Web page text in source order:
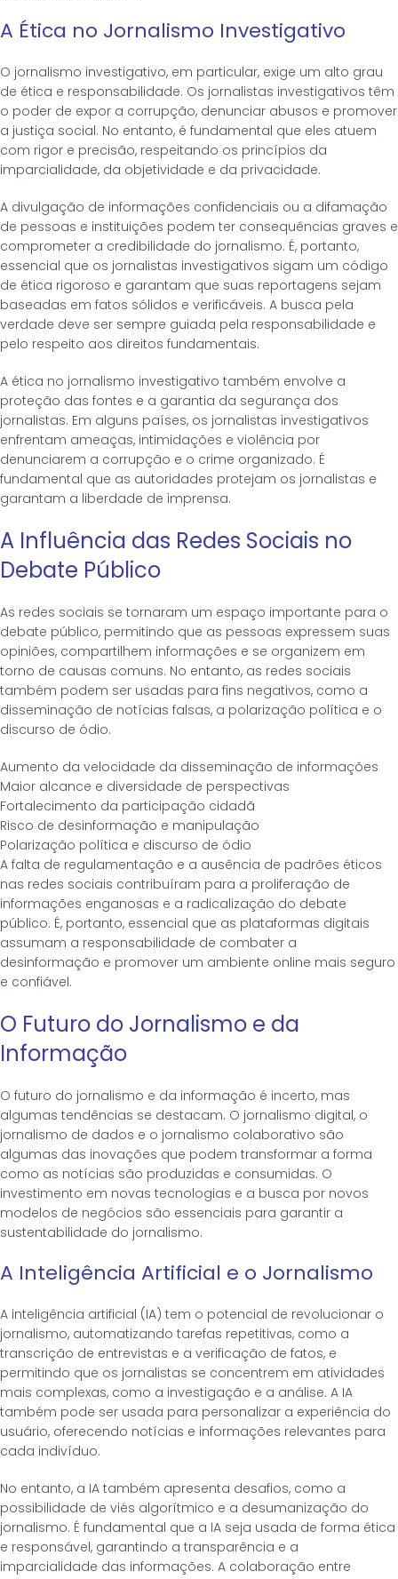
A Ética no Jornalismo Investigativo
O jornalismo investigativo, em particular, exige um alto grau
de ética e responsabilidade. Os jornalistas investigativos têm
o poder de expor a corrupção, denunciar abusos e promover
a justiça social. No entanto, é fundamental que eles atuem
com rigor e precisão, respeitando os princípios da
imparcialidade, da objetividade e da privacidade.
A divulgação de informações confidenciais ou a difamação
de pessoas e instituições podem ter consequências graves e
comprometer a credibilidade do jornalismo. É, portanto,
essencial que os jornalistas investigativos sigam um código
de ética rigoroso e garantam que suas reportagens sejam
baseadas em fatos sólidos e verificáveis. A busca pela
verdade deve ser sempre guiada pela responsabilidade e
pelo respeito aos direitos fundamentais.
A ética no jornalismo investigativo também envolve a
proteção das fontes e a garantia da segurança dos
jornalistas. Em alguns países, os jornalistas investigativos
enfrentam ameaças, intimidações e violência por
denunciarem a corrupção e o crime organizado. É
fundamental que as autoridades protejam os jornalistas e
garantam a liberdade de imprensa.
A Influência das Redes Sociais no
Debate Público
As redes sociais se tornaram um espaço importante para o
debate público, permitindo que as pessoas expressem suas
opiniões, compartilhem informações e se organizem em
torno de causas comuns. No entanto, as redes sociais
também podem ser usadas para fins negativos, como a
disseminação de notícias falsas, a polarização política e o
discurso de ódio.
Aumento da velocidade da disseminação de informações
Maior alcance e diversidade de perspectivas
Fortalecimento da participação cidadã
Risco de desinformação e manipulação
Polarização política e discurso de ódio
A falta de regulamentação e a ausência de padrões éticos
nas redes sociais contribuíram para a proliferação de
informações enganosas e a radicalização do debate
público. É, portanto, essencial que as plataformas digitais
assumam a responsabilidade de combater a
desinformação e promover um ambiente online mais seguro
e confiável.
O Futuro do Jornalismo e da
Informação
O futuro do jornalismo e da informação é incerto, mas
algumas tendências se destacam. O jornalismo digital, o
jornalismo de dados e o jornalismo colaborativo são
algumas das inovações que podem transformar a forma
como as notícias são produzidas e consumidas. O
investimento em novas tecnologias e a busca por novos
modelos de negócios são essenciais para garantir a
sustentabilidade do jornalismo.
A Inteligência Artificial e o Jornalismo
A inteligência artificial (IA) tem o potencial de revolucionar o
jornalismo, automatizando tarefas repetitivas, como a
transcrição de entrevistas e a verificação de fatos, e
permitindo que os jornalistas se concentrem em atividades
mais complexas, como a investigação e a análise. A IA
também pode ser usada para personalizar a experiência do
usuário, oferecendo notícias e informações relevantes para
cada indivíduo.
No entanto, a IA também apresenta desafios, como a
possibilidade de viés algorítmico e a desumanização do
jornalismo. É fundamental que a IA seja usada de forma ética
e responsável, garantindo a transparência e a
imparcialidade das informações. A colaboração entre